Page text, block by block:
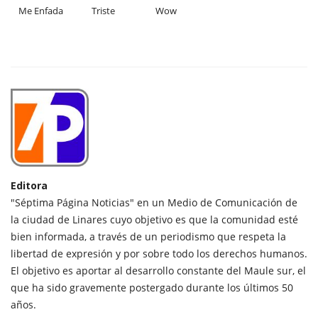
Me Enfada Triste Wow
Editora
"Séptima Página Noticias" en un Medio de Comunicación de
la ciudad de Linares cuyo objetivo es que la comunidad esté
bien informada, a través de un periodismo que respeta la
libertad de expresión y por sobre todo los derechos humanos.
El objetivo es aportar al desarrollo constante del Maule sur, el
que ha sido gravemente postergado durante los últimos 50
años.